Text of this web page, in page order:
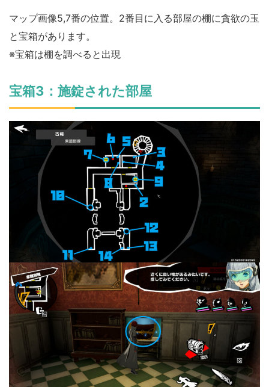
マップ画像5,7番の位置。2番目に入る部屋の棚に貪欲の玉
と宝箱があります。
※宝箱は棚を調べると出現
宝箱3：施錠された部屋